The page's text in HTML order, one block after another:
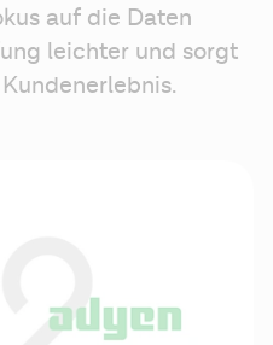
auf die Daten
leichter und sorgt